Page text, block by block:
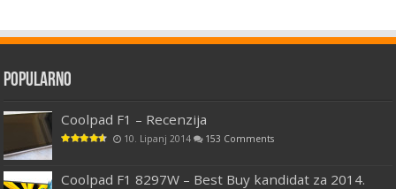
Popularno
Coolpad F1 – Recenzija
10. Lipanj 2014 153 Comments
Coolpad F1 8297W – Best Buy kandidat za 2014.